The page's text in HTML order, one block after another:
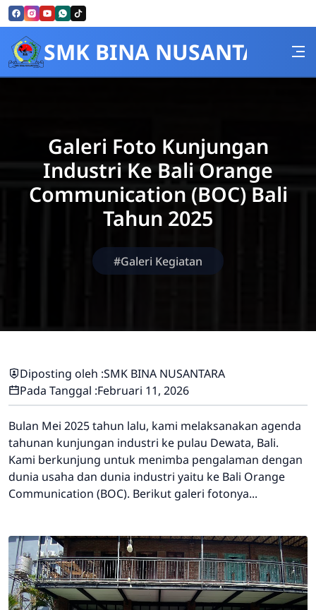
Skip to Content
SMK BINA NUSANTARA
Galeri Foto Kunjungan
Industri Ke Bali Orange
Communication (BOC) Bali
Tahun 2025
#Galeri Kegiatan
Diposting oleh :SMK BINA NUSANTARA
Pada Tanggal :Februari 11, 2026
Bulan Mei 2025 tahun lalu, kami melaksanakan agenda
tahunan kunjungan industri ke pulau Dewata, Bali.
Kami berkunjung untuk menimba pengalaman dengan
dunia usaha dan dunia industri yaitu ke Bali Orange
Communication (BOC). Berikut galeri fotonya...